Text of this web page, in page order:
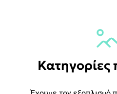
Κατηγορίες